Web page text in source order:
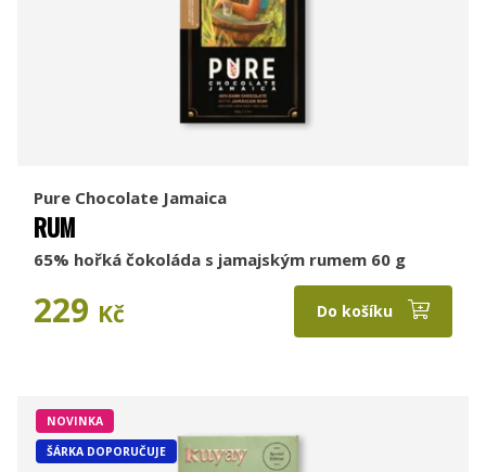
Pure Chocolate Jamaica
RUM
65% hořká čokoláda s jamajským rumem 60 g
229 Kč Do košíku
NOVINKA
ŠÁRKA DOPORUČUJE